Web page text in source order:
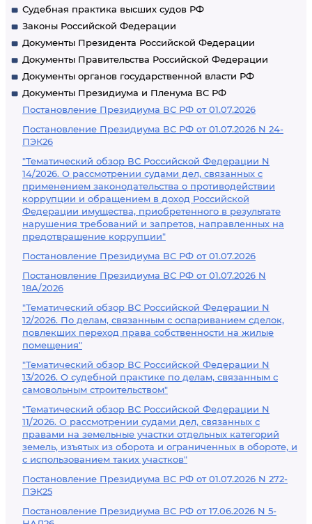
Судебная практика высших судов РФ
Законы Российской Федерации
Документы Президента Российской Федерации
Документы Правительства Российской Федерации
Документы органов государственной власти РФ
Документы Президиума и Пленума ВС РФ
Постановление Президиума ВС РФ от 01.07.2026
Постановление Президиума ВС РФ от 01.07.2026 N 24-
ПЭК26
"Тематический обзор ВС Российской Федерации N
14/2026. О рассмотрении судами дел, связанных с
применением законодательства о противодействии
коррупции и обращением в доход Российской
Федерации имущества, приобретенного в результате
нарушения требований и запретов, направленных на
предотвращение коррупции"
Постановление Президиума ВС РФ от 01.07.2026
Постановление Президиума ВС РФ от 01.07.2026 N
18А/2026
"Тематический обзор ВС Российской Федерации N
12/2026. По делам, связанным с оспариванием сделок,
повлекших переход права собственности на жилые
помещения"
"Тематический обзор ВС Российской Федерации N
13/2026. О судебной практике по делам, связанным с
самовольным строительством"
"Тематический обзор ВС Российской Федерации N
11/2026. О рассмотрении судами дел, связанных с
правами на земельные участки отдельных категорий
земель, изъятых из оборота и ограниченных в обороте, и
с использованием таких участков"
Постановление Президиума ВС РФ от 01.07.2026 N 272-
ПЭК25
Постановление Президиума ВС РФ от 17.06.2026 N 5-